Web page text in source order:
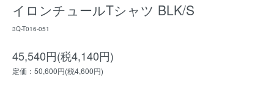
イロンチュールTシャツ BLK/S
3Q-T016-051
45,540円(税4,140円)
定価：50,600円(税4,600円)